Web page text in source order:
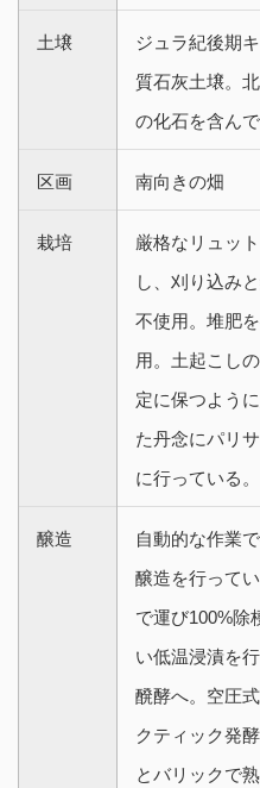
土壌
ジュラ紀後期
質石灰土壌。
の化石を含ん
区画 南向きの畑
栽培
厳格なリュッ
し、刈り込み
不使用。堆肥
用。土起こし
定に保つよう
た丹念にパリ
に行っている。
醸造
自動的な作業
醸造を行って
で運び100%除
い低温浸漬を
醗酵へ。空圧
クティック発
とバリックで